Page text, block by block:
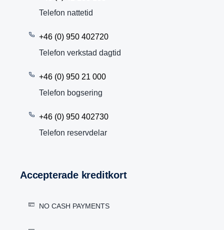
Telefon nattetid
+46 (0) 950 402720
Telefon verkstad dagtid
+46 (0) 950 21 000
Telefon bogsering
+46 (0) 950 402730
Telefon reservdelar
Accep­te­rade kredit­kort
NO CASH PAYMENTS